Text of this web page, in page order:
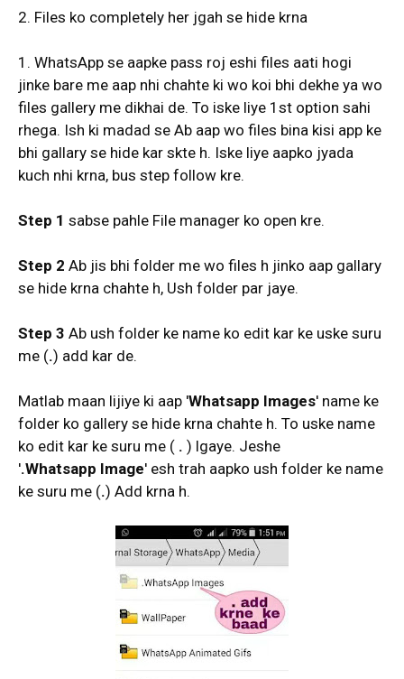
2. Files ko completely her jgah se hide krna
1. WhatsApp se aapke pass roj eshi files aati hogi
jinke bare me aap nhi chahte ki wo koi bhi dekhe ya wo
files gallery me dikhai de. To iske liye 1st option sahi
rhega. Ish ki madad se Ab aap wo files bina kisi app ke
bhi gallary se hide kar skte h. Iske liye aapko jyada
kuch nhi krna, bus step follow kre.
Step 1 sabse pahle File manager ko open kre.
Step 2 Ab jis bhi folder me wo files h jinko aap gallary
se hide krna chahte h, Ush folder par jaye.
Step 3 Ab ush folder ke name ko edit kar ke uske suru
me (.) add kar de.
Matlab maan lijiye ki aap 'Whatsapp Images' name ke
folder ko gallery se hide krna chahte h. To uske name
ko edit kar ke suru me ( . ) lgaye. Jeshe
'.Whatsapp Image' esh trah aapko ush folder ke name
ke suru me (.) Add krna h.